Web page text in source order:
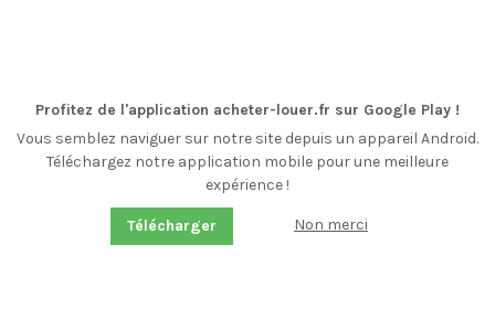
Profitez de l'application acheter-louer.fr sur Google Play !
Vous semblez naviguer sur notre site depuis un appareil Android.
Téléchargez notre application mobile pour une meilleure
expérience !
Télécharger Non merci